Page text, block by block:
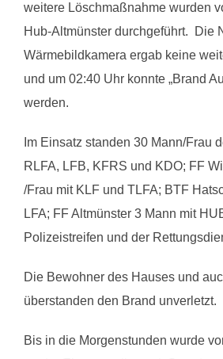
weitere Löschmaßnahme wurden
Hub-Altmünster durchgeführt. Die
Wärmebildkamera ergab keine
und um 02:40 Uhr konnte „Brand
werden.
Im Einsatz standen 30 Mann/Frau
RLFA, LFB, KFRS und KDO; FF
/Frau mit KLF und TLFA; BTF
LFA; FF Altmünster 3 Mann mit
Polizeistreifen und der
Die Bewohner des Hauses und
überstanden den Brand unverletzt.
Bis in die Morgenstunden wurde